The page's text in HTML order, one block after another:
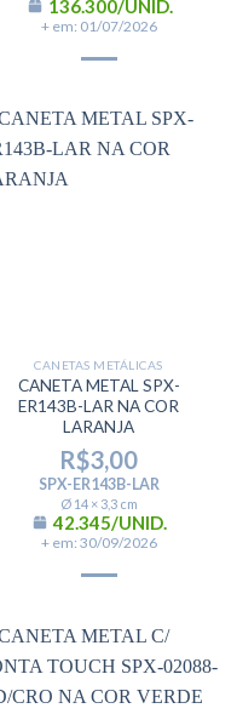
136.300/UNID.
+ em: 01/07/2026
CANETAS METÁLICAS
CANETA METAL SPX-
ER143B-LAR NA COR
LARANJA
R$3,00
SPX-ER143B-LAR
Ø 14 × 3,3 cm
42.345/UNID.
+ em: 30/09/2026